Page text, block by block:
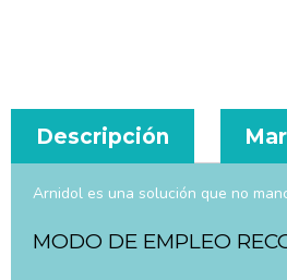
Descripción
Arnidol es una solución que no
MODO DE EMPLEO